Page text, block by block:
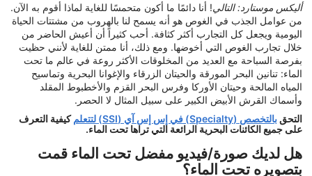
أليكس موستارد: التالي! أنا دائمًا ما أكون متحمسًا للغاية لماذا أقوم به الآن.
من عوامل الجذب في الغوص هو أنه يسمح لنا بالهروب من مشتتات الحياة
اليومية ويجعل كل التجارب أكثر كثافة. أحب كثيراً أن أعيش الحاضر من
خلال تجارب الغوص التي أخوضها. ومع ذلك، أنا ممتن للغاية لأنني حظيت
بفرصة السباحة مع العديد من المخلوقات الأكثر روعة في عالم ما تحت
الماء: تنانين البحر المورقة والحيتان الزرقاء والإغوانا البحرية وتماسيح
المياه المالحة وحيتان الأوركا وفرس البحر القزم والأخطبوط المقلد
وأسماك القرش الأبيض الكبير على سبيل المثال لا الحصر.
التحق بالتخصص (Specialty) في إس إس آي (SSI) لتتعلم
كيفية التعرف
على جميع الكائنات البحرية الرائعة التي تراها تحت الماء.
هل لديك صورة/فيديو مفضل تحت الماء قمت
بتصويره تحت الماء؟